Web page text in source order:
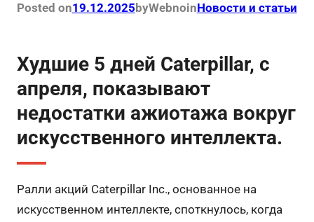
Posted on19.12.2025 byWebnoinНовости и статьи
Худшие 5 дней Caterpillar, с
апреля, показывают
недостатки ажиотажа вокруг
искусственного интеллекта.
Ралли акций Caterpillar Inc., основанное на
искусственном интеллекте, споткнулось, когда